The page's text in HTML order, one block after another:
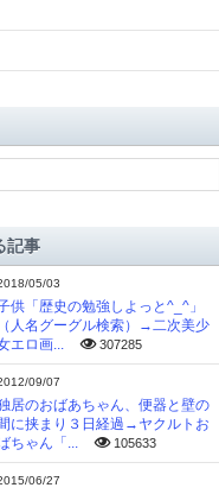
記事
05/03
供「歴史の勉強しよっと^_^」
（人名グーグル検索）→二次美少
エロ画...
307285
09/07
居のおばあちゃん、便器と壁の
に挟まり３日経過→ヤクルトお
ちゃん「...
105633
06/27